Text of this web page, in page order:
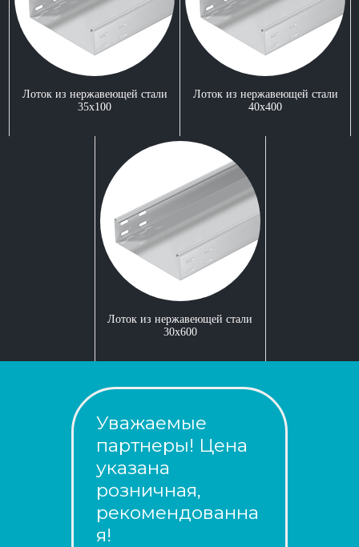
Лоток из нержавеющей стали
35x100
Лоток из нержавеющей стали
40x400
Лоток из нержавеющей стали
30x600
Уважаемые
партнеры! Цена
указана
розничная,
рекомендованна
я!